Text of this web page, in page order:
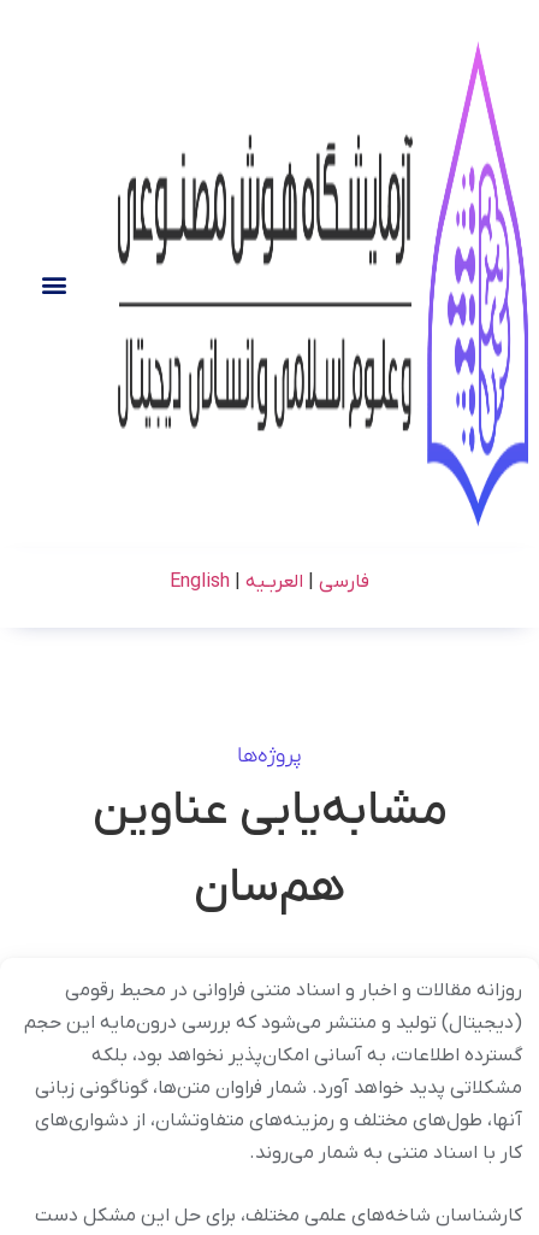
فارسی العربـیه English
پروژه‌ها
مشابه‌یابی عناوین
هم‌سان
روزانه مقالات و اخبار و اسناد متنی فراوانی در محیط رقومی
(دیجیتال) تولید و منتشر می‌شود که بررسی درون‌مایه این حجم
گسترده اطلاعات، به آسانی امکان‌پذیر نخواهد بود، بلکه
مشکلاتی پدید خواهد آورد. شمار فراوان متن‌ها، گوناگونی زبانی
آنها، طول‌های مختلف و رمزینه‌های متفاوتشان، از دشواری‌های
کار با اسناد متنی به شمار می‌روند.
کارشناسان شاخه‌های علمی مختلف، برای حل این مشکل دست